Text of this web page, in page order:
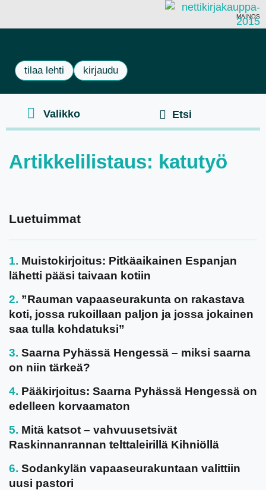
MAINOS
tilaa lehti kirjaudu
Artikkelilistaus: katutyö
Luetuimmat
Muistokirjoitus: Pitkäaikainen Espanjan
lähetti pääsi taivaan kotiin
”Rauman vapaaseurakunta on rakastava
koti, jossa rukoillaan paljon ja jossa jokainen
saa tulla kohdatuksi”
Saarna Pyhässä Hengessä – miksi saarna
on niin tärkeä?
Pääkirjoitus: Saarna Pyhässä Hengessä on
edelleen korvaamaton
Mitä katsot – vahvuusetsivät
Raskinnanrannan telttaleirillä Kihniöllä
Sodankylän vapaaseurakuntaan valittiin
uusi pastori